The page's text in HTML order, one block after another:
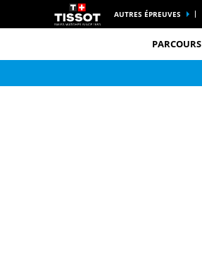
AUTRES ÉPREUVES
PARCOURS